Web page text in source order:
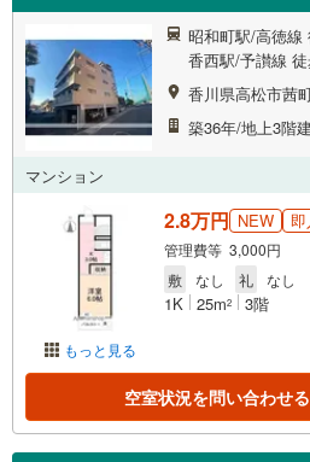
昭和町駅/高徳線
香西駅/予讃線
香川県高松市茜
築36年/地上3階
マンション
もっと見る
2.8万円 NEW
管理費等 3,000円
敷
なし 礼 なし
1K 25m2 3階
空室状況を問い合わせる